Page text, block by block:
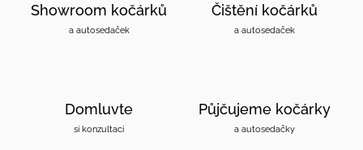
Showroom kočárků
a autosedaček
Čištění kočárků
a autosedaček
Domluvte
si konzultaci
Půjčujeme kočárky
a autosedačky